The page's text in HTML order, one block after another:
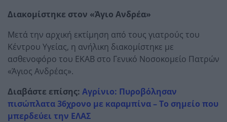
Διακομίστηκε στον «Άγιο Ανδρέα»
Μετά την αρχική εκτίμηση από τους γιατρούς του
Κέντρου Υγείας, η ανήλικη διακομίστηκε με
ασθενοφόρο του ΕΚΑΒ στο Γενικό Νοσοκομείο Πατρών
«Άγιος Ανδρέας».
Διαβάστε επίσης: Αγρίνιο: Πυροβόλησαν
πισώπλατα 36χρονο με καραμπίνα – Το σημείο που
μπερδεύει την ΕΛΑΣ